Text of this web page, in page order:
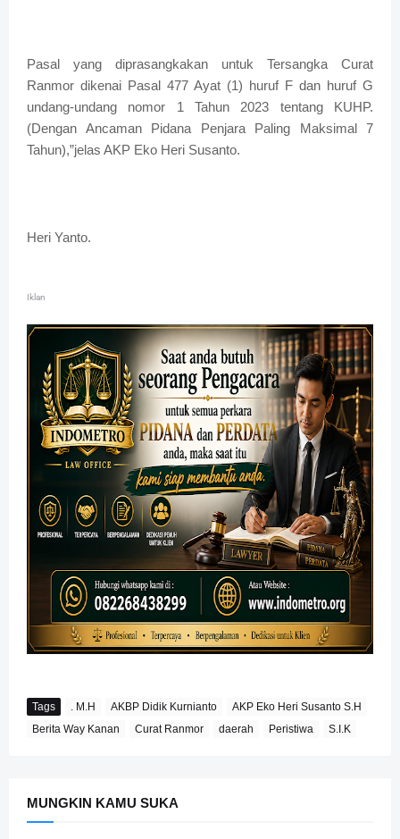
Pasal yang diprasangkakan untuk Tersangka Curat
Ranmor dikenai Pasal 477 Ayat (1) huruf F dan huruf G
undang-undang nomor 1 Tahun 2023 tentang KUHP.
(Dengan Ancaman Pidana Penjara Paling Maksimal 7
Tahun),”jelas AKP Eko Heri Susanto.
Heri Yanto.
Iklan
Tags . M.H AKBP Didik Kurnianto
AKP Eko Heri Susanto S.H
Berita Way Kanan
Curat Ranmor daerah Peristiwa S.I.K
MUNGKIN KAMU SUKA